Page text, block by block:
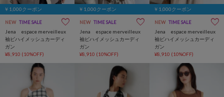
￥1,000クーポン
NEW TIME SALE
Jena espace merveilleux
袖ビハイメッシュカーディ
ガン
¥8,910 (10%OFF)
￥1,000クーポン
NEW TIME SALE
Jena espace merveilleux
袖ビハイメッシュカーディ
ガン
¥8,910 (10%OFF)
￥1,000クーポン
NEW TIME SALE
Jena espace merveilleux
袖ビハイメッシュカーディ
ガン
¥8,910 (10%OFF)